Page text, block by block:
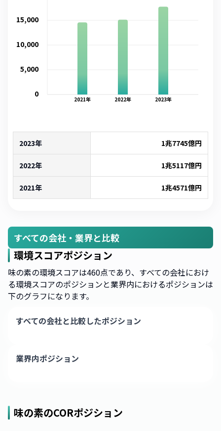
2021年 2022年 2023年
0
5,000
10,000
15,000
2023年 1兆7745億円
2022年 1兆5117億円
2021年 1兆4571億円
すべての会社・業界と比較
環境スコアポジション
味の素の環境スコアは460点であり、すべての会社におけ
る環境スコアのポジションと業界内におけるポジションは
下のグラフになります。
すべての会社と比較したポジション
業界内ポジション
味の素のCORポジション